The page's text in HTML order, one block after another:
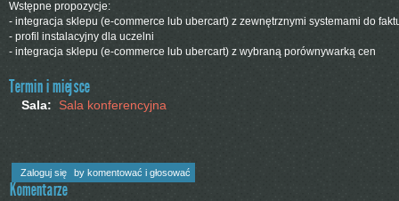
Wstępne propozycje:
- integracja sklepu (e-commerce lub ubercart) z zewnętrznymi systemami do
- profil instalacyjny dla uczelni
- integracja sklepu (e-commerce lub ubercart) z wybraną porównywarką cen
Termin i miejsce
Sala: Sala konferencyjna
Zaloguj się by komentować i głosować
Komentarze